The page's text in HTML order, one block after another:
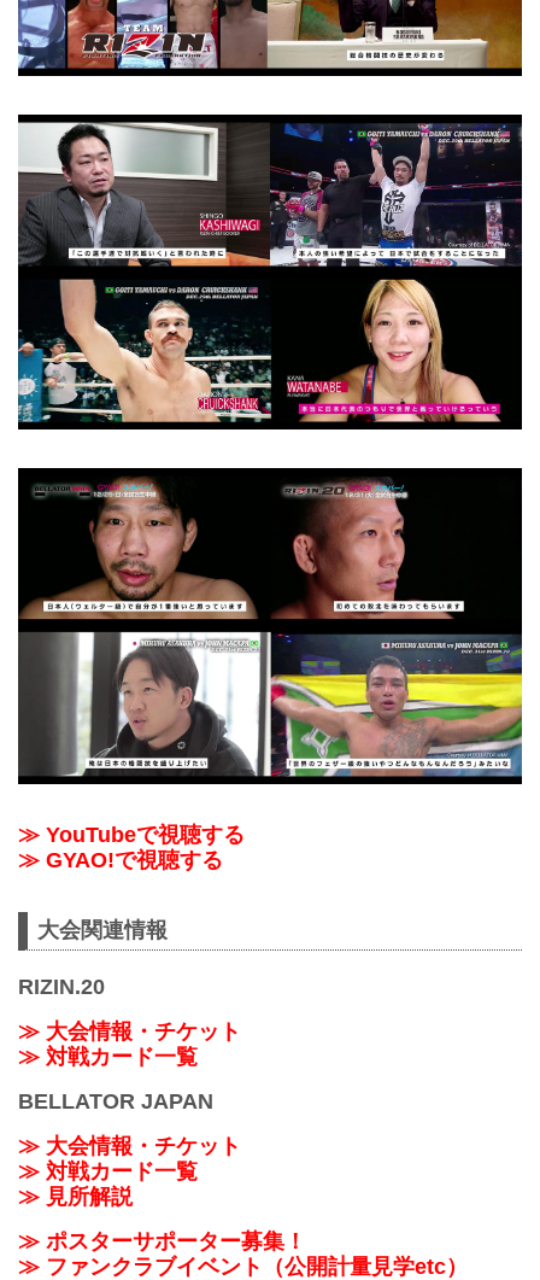
≫ YouTubeで視聴する
≫ GYAO!で視聴する
大会関連情報
RIZIN.20
≫ 大会情報・チケット
≫ 対戦カード一覧
BELLATOR JAPAN
≫ 大会情報・チケット
≫ 対戦カード一覧
≫ 見所解説
≫ ポスターサポーター募集！
≫ ファンクラブイベント（公開計量見学etc）